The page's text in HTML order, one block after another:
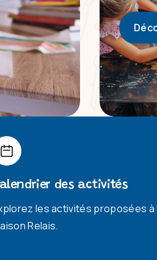
des activités
les activités proposées à
Relais.